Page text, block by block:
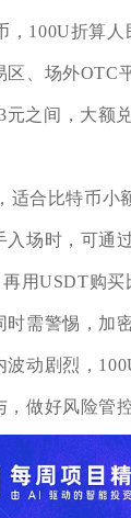
100U折算人
区、场外OTC
元之间，大额
适合比特币小
入场时，可通
用USDT购买
时需警惕，加
动剧烈，
做好风险管控